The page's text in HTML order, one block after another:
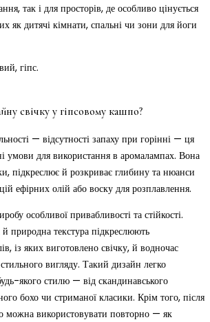
так і для просторів, де особливо цінується
як дитячі кімнати, спальні чи зони для йоги
гіпс.
свічку у гіпсовому кашпо?
— відсутності запаху при горінні — ця
умови для використання в аромалампах. Вона
підкреслює й розкриває глибину та нюанси
ефірних олій або воску для розплавлення.
особливої привабливості та стійкості.
й природна текстура підкреслюють
із яких виготовлено свічку, й водночас
стильного вигляду. Такий дизайн легко
якого стилю — від скандинавського
бохо чи стриманої класики. Крім того, після
можна використовувати повторно — як